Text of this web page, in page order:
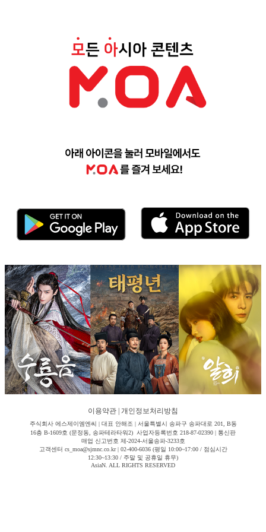
이용약관 개인정보처리방침
주식회사 에스제이엠엔씨 | 대표 안해조 | 서울특별시 송파구 송파대로 201, B동
16층 B-1609호 (문정동, 송파테라타워2) 사업자등록번호 218-87-02390 | 통신판
매업 신고번호 제-2024-서울송파-3233호
고객센터 cs_moa@sjmnc.co.kr | 02-400-6036 (평일 10:00~17:00 / 점심시간
12:30~13:30 / 주말 및 공휴일 휴무)
AsiaN. ALL RIGHTS RESERVED